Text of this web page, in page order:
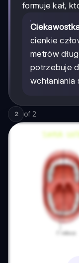
formuje kał,
cienkie
metrów
potrzebuje
2 of 2